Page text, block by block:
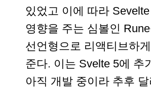
있었고 이에 따라
영향을 주는 심볼인
선언형으로 리액티브하
준다. 이는 Svelte 5에 추
아직 개발 중이라 추후